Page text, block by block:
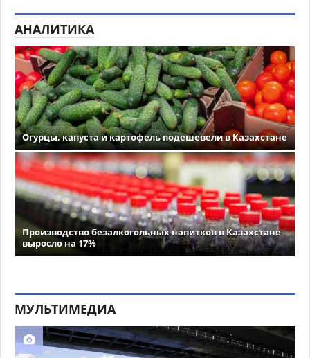
АНАЛИТИКА
Огурцы, капуста и картофель подешевели в Казахстане
Производство безалкогольных напитков в Казахстане
выросло на 17%
МУЛЬТИМЕДИА